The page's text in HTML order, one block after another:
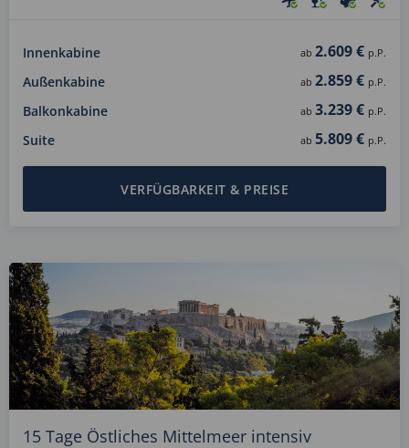
Innenkabine ab 2.609 € p.P.
Außenkabine ab 2.859 € p.P.
Balkonkabine ab 3.239 € p.P.
Suite ab 5.809 € p.P.
VERFÜGBARKEIT & PREISE
15 Tage Östliches Mittelmeer intensiv